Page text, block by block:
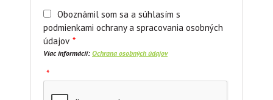
Oboznámil som sa a súhlasím s
podmienkami ochrany a spracovania osobných
údajov *
Viac informácií: Ochrana osobných údajov
*